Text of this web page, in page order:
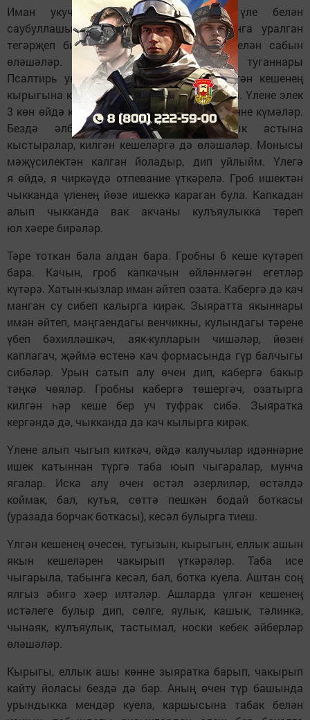
Иман укучы укый башлый. Элек үле белән
саубуллашырга килгән кешеләргә сабынга уралган
тегәрҗеп биргәннәр. Хәзер кулъяулык белән сабын
өләшәләр. Төне буе гроб кырыенда туганнары
Псалтирь укып чыгалар. Псалтирьны үлгән кешенең
кырыгына кадәр көн дә укысаң әйбәт була. Үлене элек
3 көн өйдә кундырганнар. Хәзер икенче көнне күмәләр.
Бездә әлбә пешереп, үленең култык астына
кыстыралар, килгән кешеләргә дә өләшәләр. Монысы
мәҗүсилектән калган йоладыр, дип уйлыйм. Үлегә
я өйдә, я чиркәүдә отпевание үткәрелә. Гроб ишектән
чыкканда үленең йөзе ишеккә караган була. Капкадан
алып чыкканда вак акчаны кулъяулыкка төреп
юл хәере бирәләр.
Тәре тоткан бала алдан бара. Гробны 6 кеше күтәреп
бара. Качын, гроб капкачын өйләнмәгән егетләр
күтәрә. Хатын-кызлар иман әйтеп озата. Кабергә дә кач
манган су сибеп калырга кирәк. Зыяратта якыннары
иман әйтеп, маңгаендагы венчикны, кулындагы тәрене
үбеп бәхилләшкәч, аяк-кулларын чишәләр, йөзен
каплагач, җәймә өстенә кач формасында гүр балчыгы
сибәләр. Урын сатып алу өчен дип, кабергә бакыр
тәңкә чөяләр. Гробны кабергә төшергәч, озатырга
килгән һәр кеше бер уч туфрак сибә. Зыяратка
кергәндә дә, чыкканда да кач кылырга кирәк.
Үлене алып чыгып киткәч, өйдә калучылар идәннәрне
ишек катыннан түргә таба юып чыгаралар, мунча
ягалар. Искә алу өчен өстәл әзерлиләр, өстәлдә
коймак, бал, кутья, сөттә пешкән бодай боткасы
(уразада борчак боткасы), кесәл булырга тиеш.
Үлгән кешенең өчесен, тугызын, кырыгын, еллык ашын
якын кешеләрен чакырып үткәрәләр. Таба исе
чыгарыла, табынга кесәл, бал, ботка куела. Аштан соң
ялгыз әбигә хәер илтәләр. Ашларда үлгән кешенең
истәлеге булыр дип, сөлге, яулык, кашык, тәлинкә,
чынаяк, кулъяулык, тастымал, носки кебек әйберләр
өләшәләр.
Кырыгы, еллык ашы көнне зыяратка барып, чакырып
кайту йоласы бездә дә бар. Аның өчен түр башында
урындыкка мендәр куела, каршысына табак белән